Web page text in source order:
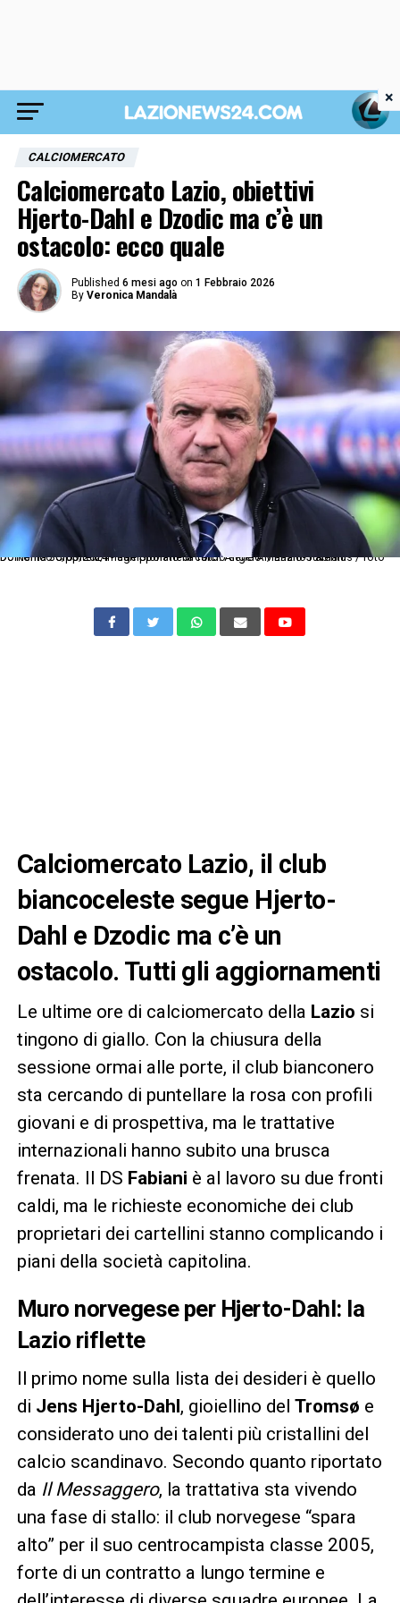
CALCIOMERCATO
Calciomercato Lazio, obiettivi
Hjerto-Dahl e Dzodic ma c’è un
ostacolo: ecco quale
Published 6 mesi ago on 1 Febbraio 2026
By Veronica Mandalà
Dc Roma 30/03/2024 - campionato di calcio serie A / Lazio-Juventus / foto Domenico Cippitelli/Image Sport nella foto: Angelo Mariano Fabiani
Calciomercato Lazio, il club
biancoceleste segue Hjerto-
Dahl e Dzodic ma c’è un
ostacolo. Tutti gli aggiornamenti
Le ultime ore di calciomercato della Lazio si
tingono di giallo. Con la chiusura della
sessione ormai alle porte, il club bianconero
sta cercando di puntellare la rosa con profili
giovani e di prospettiva, ma le trattative
internazionali hanno subito una brusca
frenata. Il DS Fabiani è al lavoro su due fronti
caldi, ma le richieste economiche dei club
proprietari dei cartellini stanno complicando i
piani della società capitolina.
Muro norvegese per Hjerto-Dahl: la
Lazio riflette
Il primo nome sulla lista dei desideri è quello
di Jens Hjerto-Dahl, gioiellino del Tromsø e
considerato uno dei talenti più cristallini del
calcio scandinavo. Secondo quanto riportato
da Il Messaggero, la trattativa sta vivendo
una fase di stallo: il club norvegese “spara
alto” per il suo centrocampista classe 2005,
forte di un contratto a lungo termine e
×